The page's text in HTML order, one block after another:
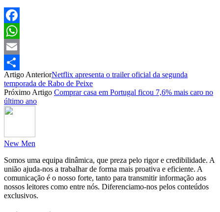
Facebook
WhatsApp
Email
Partilhar
Artigo AnteriorNetflix apresenta o trailer oficial da segunda
temporada de Rabo de Peixe
Próximo Artigo Comprar casa em Portugal ficou 7,6% mais caro no
último ano
New Men
Somos uma equipa dinâmica, que preza pelo rigor e credibilidade. A
união ajuda-nos a trabalhar de forma mais proativa e eficiente. A
comunicação é o nosso forte, tanto para transmitir informação aos
nossos leitores como entre nós. Diferenciamo-nos pelos conteúdos
exclusivos.